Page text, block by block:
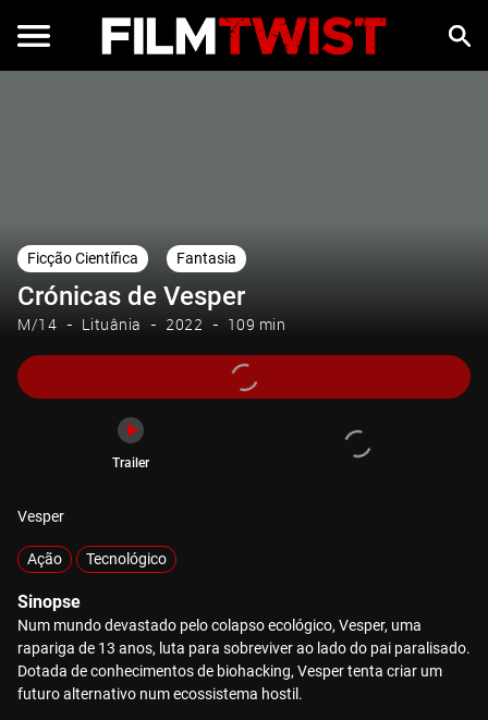
Ficção Científica Fantasia
Crónicas de Vesper
M/14 Lituânia 2022 109 min
Trailer
Vesper
Ação Tecnológico
Sinopse
Num mundo devastado pelo colapso ecológico, Vesper, uma
rapariga de 13 anos, luta para sobreviver ao lado do pai paralisado.
Dotada de conhecimentos de biohacking, Vesper tenta criar um
futuro alternativo num ecossistema hostil.